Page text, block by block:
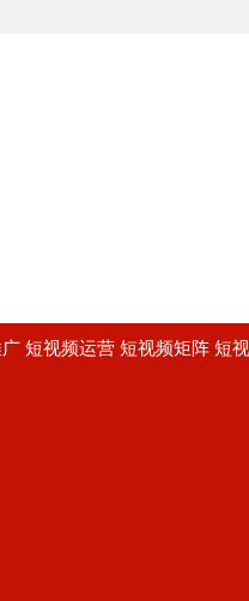
短视频运营 短视频矩阵 短